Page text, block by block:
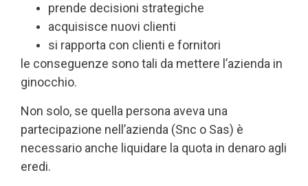
prende decisioni strategiche
acquisisce nuovi clienti
si rapporta con clienti e fornitori
le conseguenze sono tali da mettere l’azienda in
ginocchio.
Non solo, se quella persona aveva una
partecipazione nell’azienda (Snc o Sas) è
necessario anche liquidare la quota in denaro agli
eredi.